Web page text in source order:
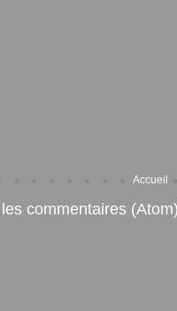
Accueil
commentaires